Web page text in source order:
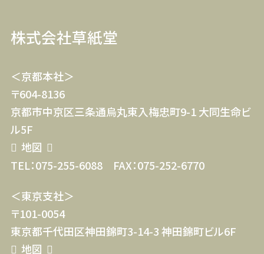
株式会社草紙堂
＜京都本社＞
〒604-8136
京都市中京区三条通烏丸東入梅忠町9-1 大同生命ビ
ル5F
地図
TEL：075-255-6088
FAX：075-252-6770
＜東京支社＞
〒101-0054
東京都千代田区神田錦町3-14-3 神田錦町ビル6F
地図